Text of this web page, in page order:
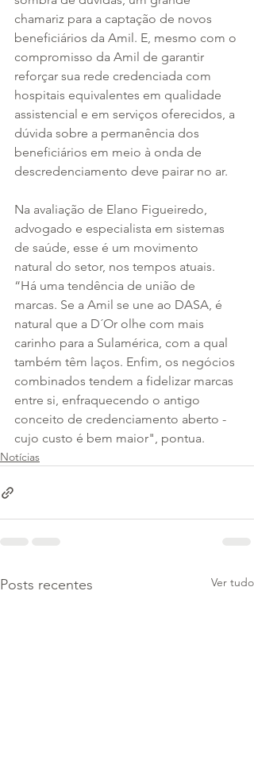
chamariz para a captação de novos
beneficiários da Amil. E, mesmo com o
compromisso da Amil de garantir
reforçar sua rede credenciada com
hospitais equivalentes em qualidade
assistencial e em serviços oferecidos, a
dúvida sobre a permanência dos
beneficiários em meio à onda de
descredenciamento deve pairar no ar.
Na avaliação de Elano Figueiredo,
advogado e especialista em sistemas
de saúde, esse é um movimento
natural do setor, nos tempos atuais.
“Há uma tendência de união de
marcas. Se a Amil se une ao DASA, é
natural que a D´Or olhe com mais
carinho para a Sulamérica, com a qual
também têm laços. Enfim, os negócios
combinados tendem a fidelizar marcas
entre si, enfraquecendo o antigo
conceito de credenciamento aberto -
cujo custo é bem maior", pontua.
Notícias
Posts recentes Ver tudo